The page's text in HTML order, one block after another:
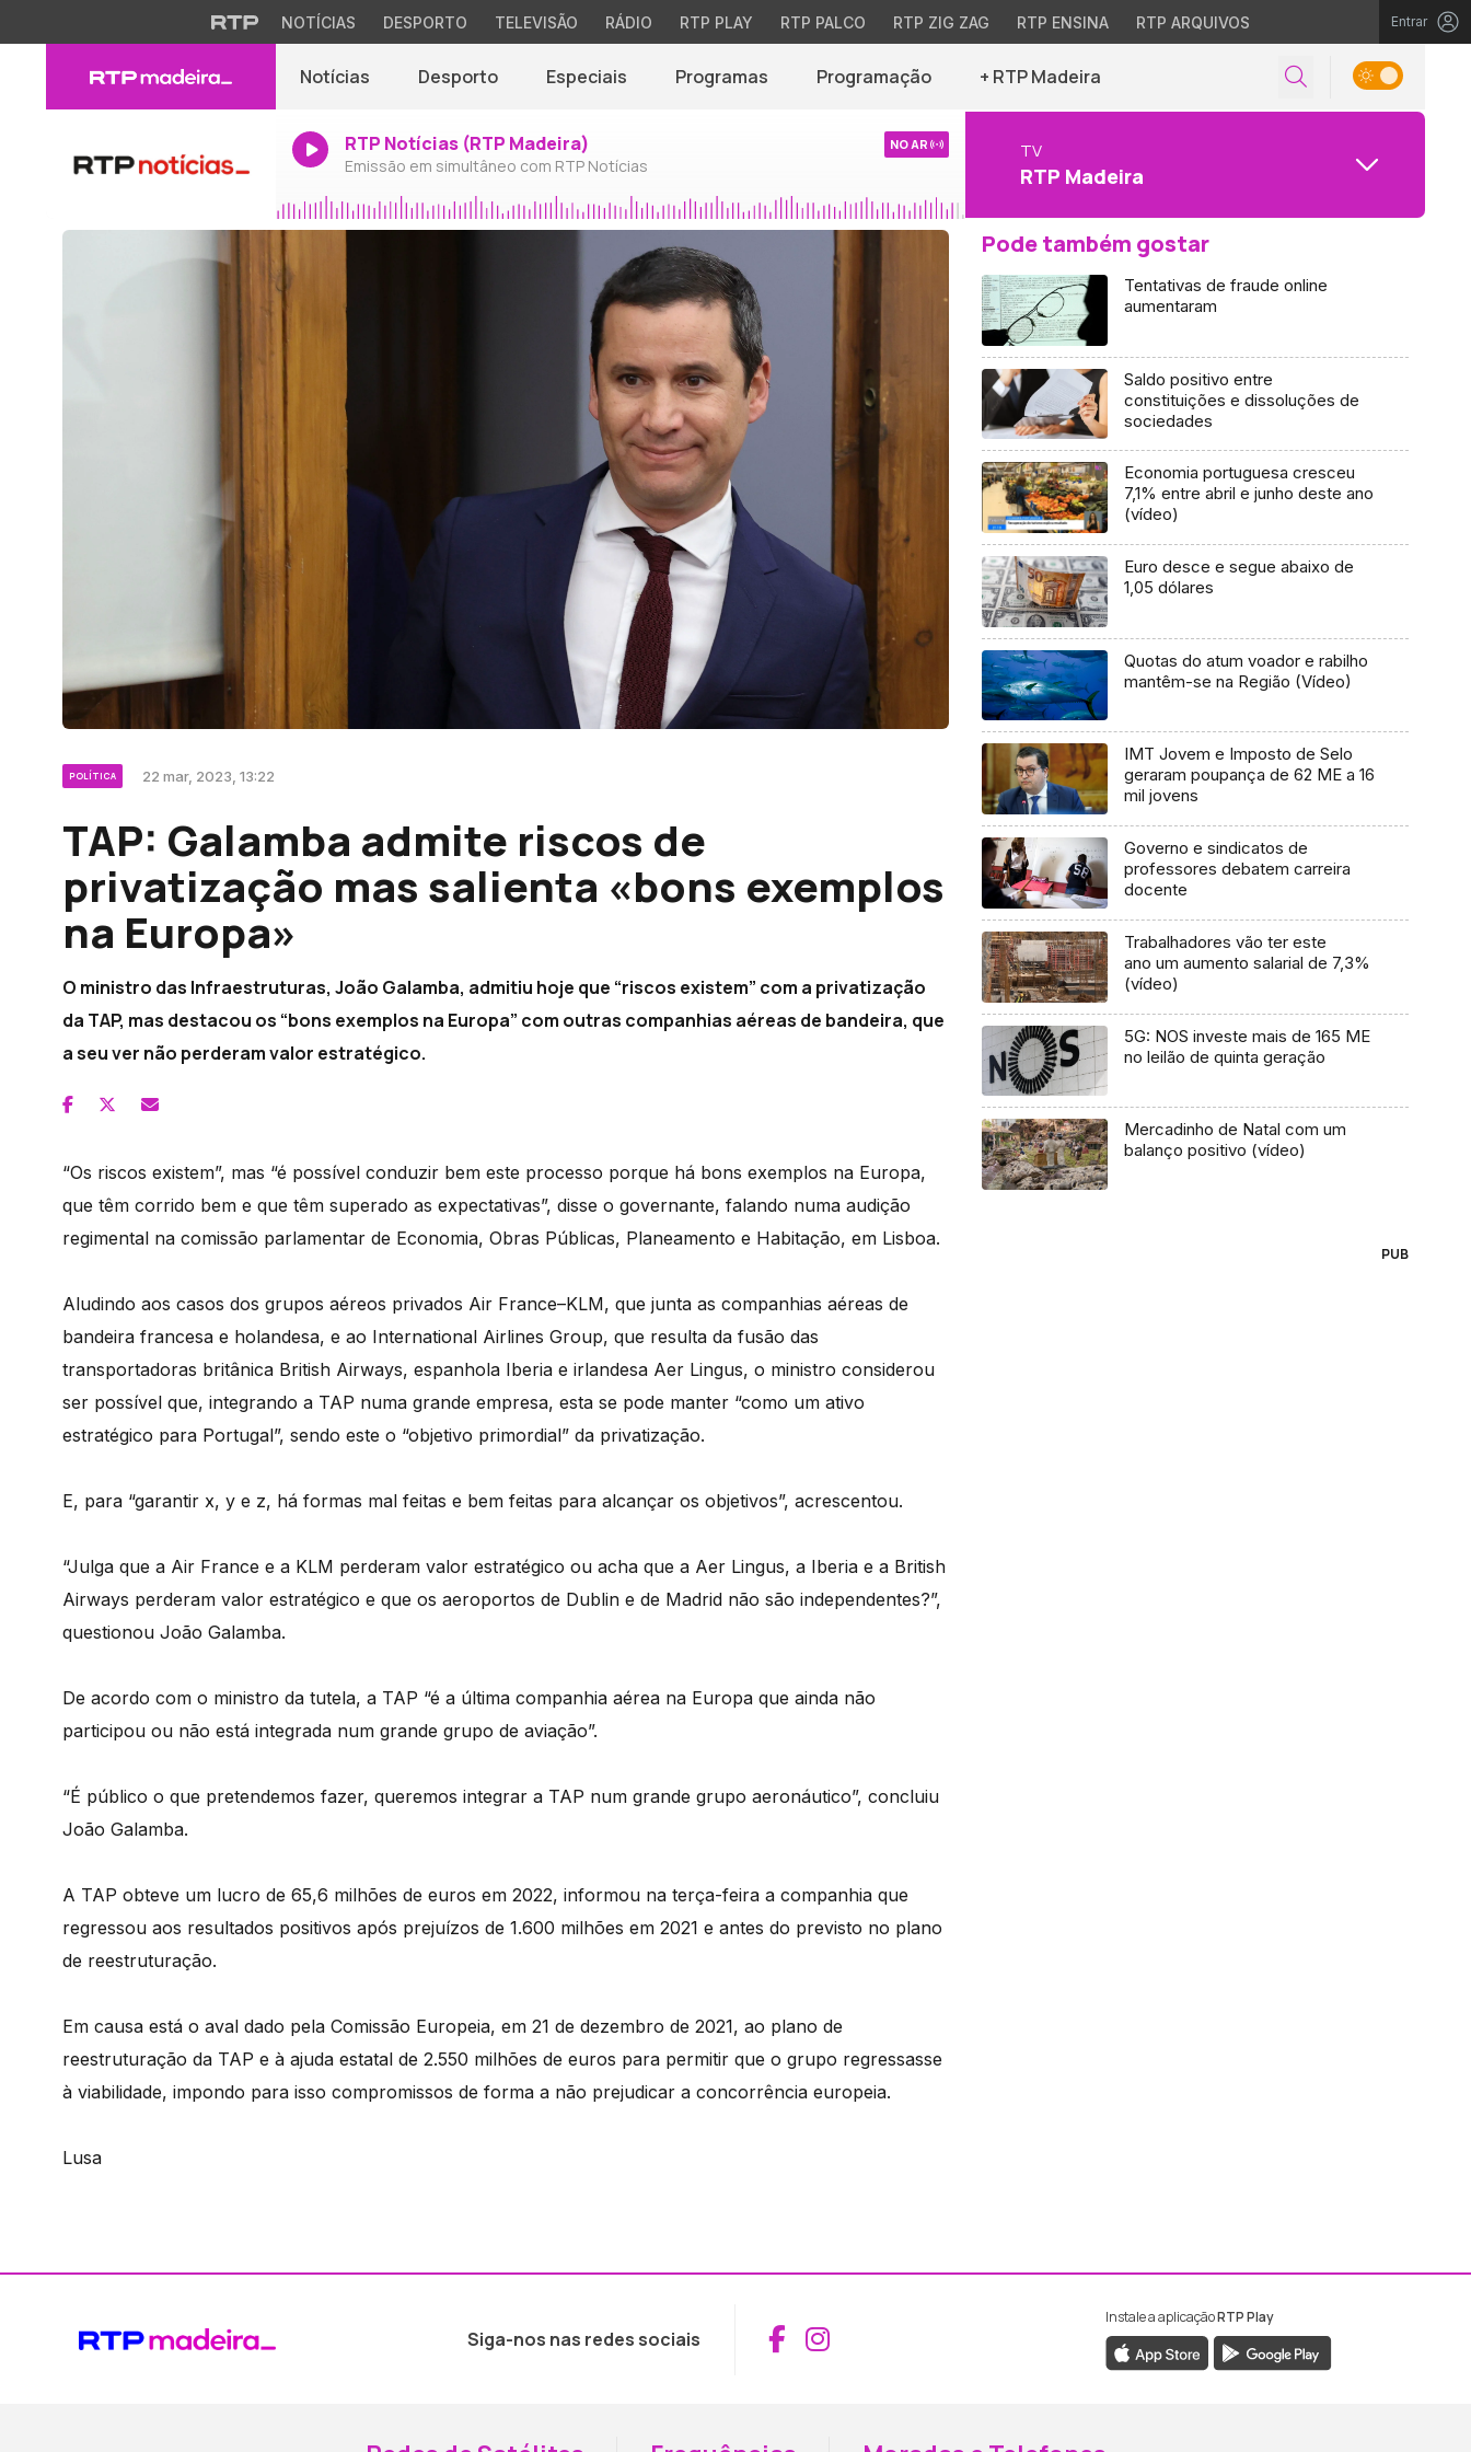
NOTÍCIAS DESPORTO TELEVISÃO RÁDIO RTP PLAY RTP PALCO RTP ZIG ZAG RTP ENSINA RTP ARQUIVOS Entrar
Notícias Desporto Especiais Programas Programação + RTP Madeira
RTP Notícias (RTP Madeira)
Emissão em simultâneo com RTP Notícias
NO AR TV
RTP Madeira
POLÍTICA 22 mar, 2023, 13:22
TAP: Galamba admite riscos de
privatização mas salienta «bons exemplos
na Europa»
O ministro das Infraestruturas, João Galamba, admitiu hoje que “riscos existem” com a privatização
da TAP, mas destacou os “bons exemplos na Europa” com outras companhias aéreas de bandeira, que
a seu ver não perderam valor estratégico.
“Os riscos existem”, mas “é possível conduzir bem este processo porque há bons exemplos na Europa,
que têm corrido bem e que têm superado as expectativas”, disse o governante, falando numa audição
regimental na comissão parlamentar de Economia, Obras Públicas, Planeamento e Habitação, em Lisboa.
Aludindo aos casos dos grupos aéreos privados Air France–KLM, que junta as companhias aéreas de
bandeira francesa e holandesa, e ao International Airlines Group, que resulta da fusão das
transportadoras britânica British Airways, espanhola Iberia e irlandesa Aer Lingus, o ministro considerou
ser possível que, integrando a TAP numa grande empresa, esta se pode manter “como um ativo
estratégico para Portugal”, sendo este o “objetivo primordial” da privatização.
E, para “garantir x, y e z, há formas mal feitas e bem feitas para alcançar os objetivos”, acrescentou.
“Julga que a Air France e a KLM perderam valor estratégico ou acha que a Aer Lingus, a Iberia e a British
Airways perderam valor estratégico e que os aeroportos de Dublin e de Madrid não são independentes?”,
questionou João Galamba.
De acordo com o ministro da tutela, a TAP “é a última companhia aérea na Europa que ainda não
participou ou não está integrada num grande grupo de aviação”.
“É público o que pretendemos fazer, queremos integrar a TAP num grande grupo aeronáutico”, concluiu
João Galamba.
A TAP obteve um lucro de 65,6 milhões de euros em 2022, informou na terça-feira a companhia que
regressou aos resultados positivos após prejuízos de 1.600 milhões em 2021 e antes do previsto no plano
de reestruturação.
Em causa está o aval dado pela Comissão Europeia, em 21 de dezembro de 2021, ao plano de
reestruturação da TAP e à ajuda estatal de 2.550 milhões de euros para permitir que o grupo regressasse
à viabilidade, impondo para isso compromissos de forma a não prejudicar a concorrência europeia.
Lusa
Pode também gostar
Tentativas de fraude online
aumentaram
Saldo positivo entre
constituições e dissoluções de
sociedades
Economia portuguesa cresceu
7,1% entre abril e junho deste ano
(vídeo)
Euro desce e segue abaixo de
1,05 dólares
Quotas do atum voador e rabilho
mantêm-se na Região (Vídeo)
IMT Jovem e Imposto de Selo
geraram poupança de 62 ME a 16
mil jovens
Governo e sindicatos de
professores debatem carreira
docente
Trabalhadores vão ter este
ano um aumento salarial de 7,3%
(vídeo)
5G: NOS investe mais de 165 ME
no leilão de quinta geração
Mercadinho de Natal com um
balanço positivo (vídeo)
PUB
Siga-nos nas redes sociais Aceder ao Facebook da RTP Madeira
Aceder ao Instagram da RTP Madeira
Instale a aplicaçãoRTP Play